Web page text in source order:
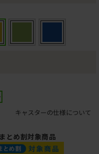
キャスターの仕様について
とめ割対象商品